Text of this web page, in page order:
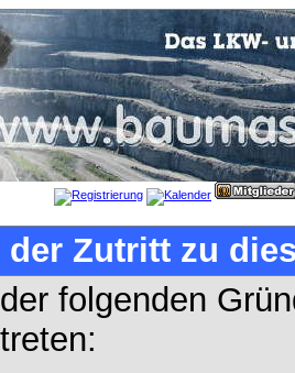
Zutritt zu
folgenden